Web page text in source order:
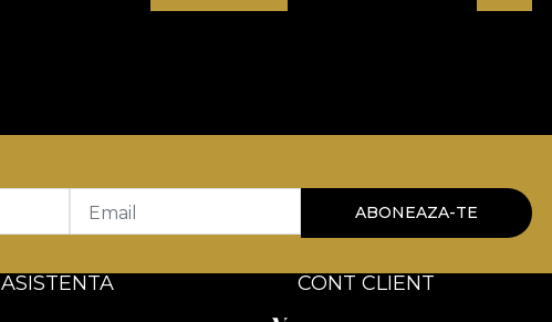
Email ABONEAZA-TE
ASISTENTA CONT CLIENT